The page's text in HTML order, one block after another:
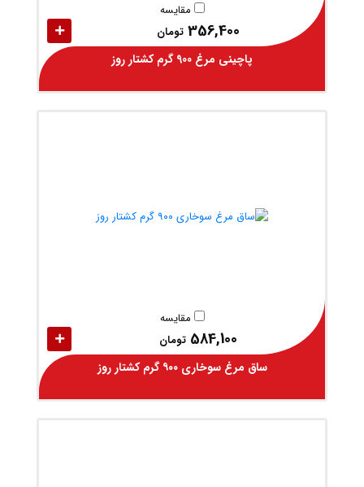
مقایسه
356,400 تومان
پاچینی مرغ 900 گرم کشتار روز
مقایسه
584,100 تومان
ساق مرغ سوخاری ۹۰۰ گرم کشتار روز